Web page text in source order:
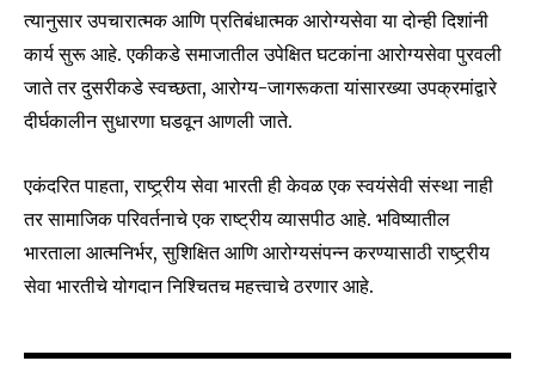
त्यानुसार उपचारात्मक आणि प्रतिबंधात्मक आरोग्यसेवा या दोन्ही दिशांनी
कार्य सुरू आहे. एकीकडे समाजातील उपेक्षित घटकांना आरोग्यसेवा पुरवली
जाते तर दुसरीकडे स्वच्छता, आरोग्य-जागरूकता यांसारख्या उपक्रमांद्वारे
दीर्घकालीन सुधारणा घडवून आणली जाते.
एकंदरित पाहता, राष्ट्र्रीय सेवा भारती ही केवळ एक स्वयंसेवी संस्था नाही
तर सामाजिक परिवर्तनाचे एक राष्ट्रीय व्यासपीठ आहे. भविष्यातील
भारताला आत्मनिर्भर, सुशिक्षित आणि आरोग्यसंपन्न करण्यासाठी राष्ट्र्रीय
सेवा भारतीचे योगदान निश्चितच महत्त्वाचे ठरणार आहे.